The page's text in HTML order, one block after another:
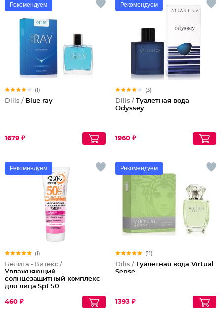
Рекомендуем
(1)
Dilis / Blue ray
1679 ₽
Рекомендуем
(3)
Dilis / Туалетная вода
Odyssey
1960 ₽
Рекомендуем
(1)
Белита - Витекс /
Увлажняющий
солнцезащитный комплекс
для лица Spf 50
460 ₽
Рекомендуем
(11)
Dilis / Туалетная вода Virtual
Sense
1393 ₽